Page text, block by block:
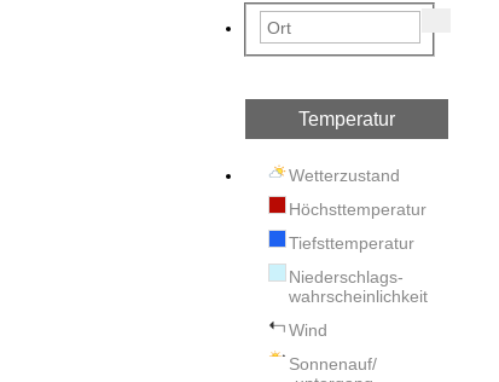
Temperatur
Wetterzustand
Höchsttemperatur
Tiefsttemperatur
Niederschlags-
wahrscheinlichkeit
Wind
Sonnenauf/